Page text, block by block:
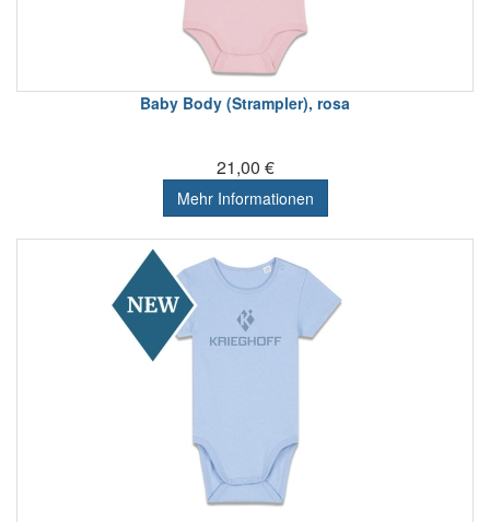
Baby Body (Strampler), rosa
21,00 €
Mehr Informationen